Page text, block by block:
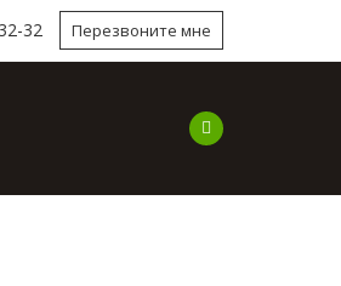
32 Перезвоните мне
Наши Услуги